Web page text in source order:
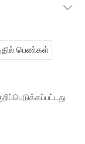
பெண்கள்